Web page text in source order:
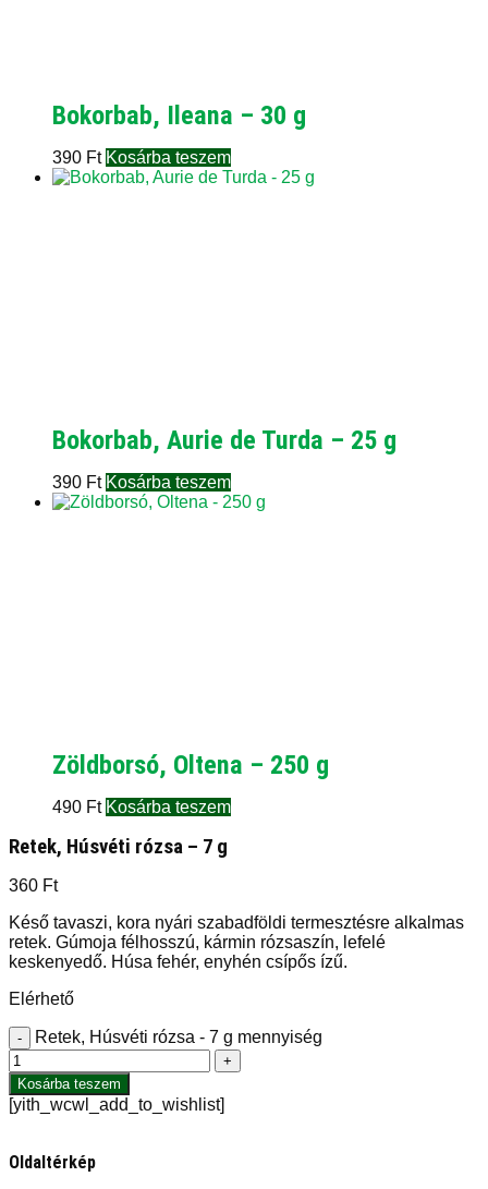
Bokorbab, Ileana – 30 g
390 Ft Kosárba teszem
Bokorbab, Aurie de Turda – 25 g
390 Ft Kosárba teszem
Zöldborsó, Oltena – 250 g
490 Ft Kosárba teszem
Retek, Húsvéti rózsa – 7 g
360 Ft
Késő tavaszi, kora nyári szabadföldi termesztésre alkalmas
retek. Gúmoja félhosszú, kármin rózsaszín, lefelé
keskenyedő. Húsa fehér, enyhén csípős ízű.
Elérhető
- Retek, Húsvéti rózsa - 7 g mennyiség
+
Kosárba teszem
[yith_wcwl_add_to_wishlist]
Oldaltérkép